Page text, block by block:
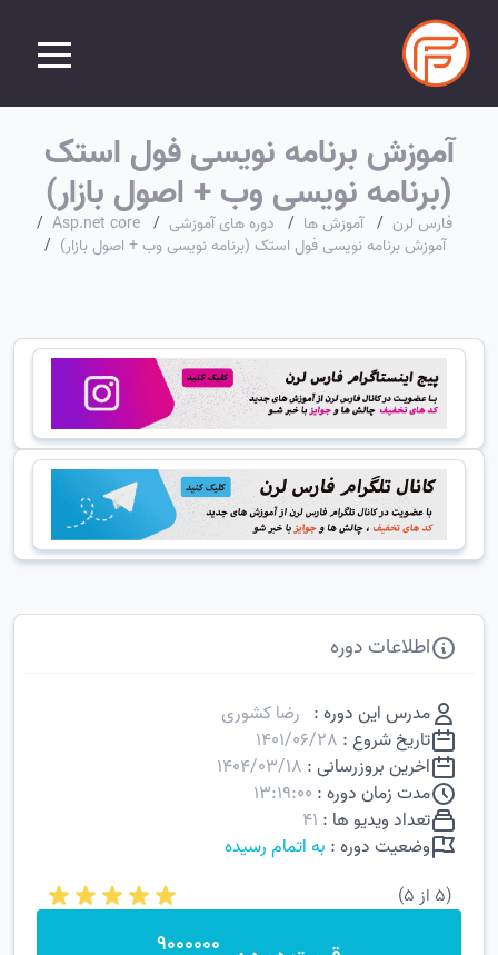
آموزش برنامه نویسی فول استک
(برنامه نویسی وب + اصول بازار)
فارس لرن / آموزش ها / دوره های آموزشی /
Asp.net core
/
آموزش برنامه نویسی فول استک (برنامه نویسی وب + اصول بازار) /
اطلاعات دوره
مدرس این دوره : رضا کشوری
تاریخ شروع : 1401/06/28
اخرین بروزرسانی : 1404/03/18
مدت زمان دوره : 13:19:00
تعداد ویدیو ها : 41
وضعیت دوره : به اتمام رسیده
(5 از 5)
9000000